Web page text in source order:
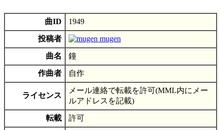
曲ID 1949
投稿者 mugen
曲名 鐘
作曲者 自作
ライセンス
メール連絡で転載を許可(MML内にメー
ルアドレスを記載)
転載 許可